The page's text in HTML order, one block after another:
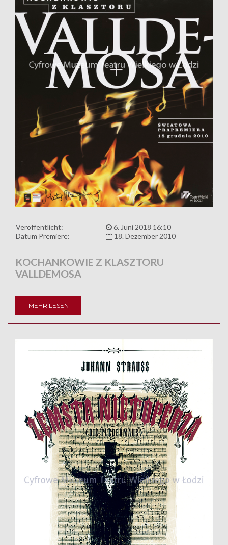
Veröffentlicht:
6. Juni 2018 16:10
Datum Premiere:
18. Dezember 2010
KOCHANKOWIE Z KLASZTORU
VALLDEMOSA
MEHR LESEN